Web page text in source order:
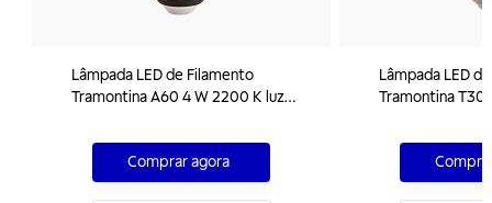
Lâmpada LED de Filamento
Tramontina A60 4 W 2200 K luz
Comprar agora
Lâmpada LED
Tramontina T30